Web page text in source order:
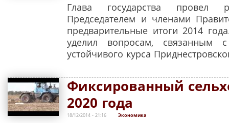
Глава государства провел
Председателем и членами
предварительные итоги 2014
уделил вопросам, связанным
устойчивого курса
Фиксированный
2020 года
18/12/2014 - 21:16 Экономика